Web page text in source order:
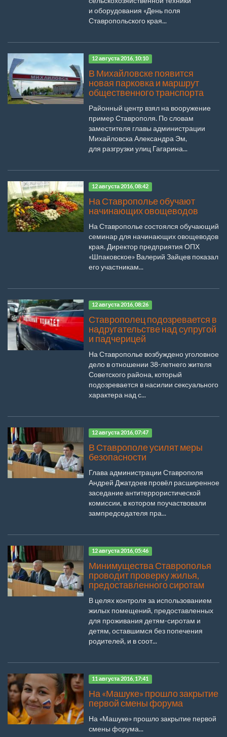
и оборудования «День поля
Ставропольского края...
12 августа 2016, 10:10
В Михайловске появится
новая парковка и маршрут
общественного транспорта
Районный центр взял на вооружение
пример Ставрополя. По словам
заместителя главы администрации
Михайловска Александра Эм,
для разгрузки улиц Гагарина...
12 августа 2016, 08:42
На Ставрополье обучают
начинающих овощеводов
На Ставрополье состоялся обучающий
семинар для начинающих овощеводов
края. Директор предприятия ОПХ
«Шпаковское» Валерий Зайцев показал
его участникам...
12 августа 2016, 08:26
Ставрополец подозревается в
надругательстве над супругой
и падчерицей
На Ставрополье возбуждено уголовное
дело в отношении 38-летнего жителя
Советского района, который
подозревается в насилии сексуального
характера над с...
12 августа 2016, 07:47
В Ставрополе усилят меры
безопасности
Глава администрации Ставрополя
Андрей Джатдоев провёл расширенное
заседание антитеррористической
комиссии, в котором поучаствовали
зампредседателя пра...
12 августа 2016, 05:46
Минимущества Ставрополья
проводит проверку жилья,
предоставленного сиротам
В целях контроля за использованием
жилых помещений, предоставленных
для проживания детям-сиротам и
детям, оставшимся без попечения
родителей, и в соот...
11 августа 2016, 17:41
На «Машуке» прошло закрытие
первой смены форума
На «Машуке» прошло закрытие первой
смены форума...